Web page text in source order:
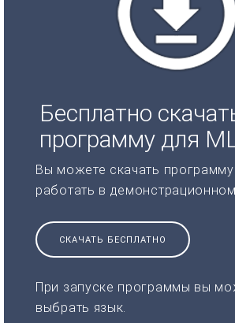
Бесплатно
программу для
Вы можете скачать
работать в
СКАЧАТЬ БЕСПЛАТНО
При запуске программы вы
выбрать язык.